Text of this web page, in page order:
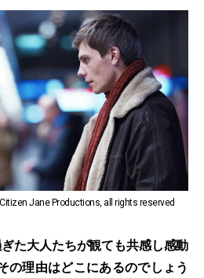
Jane Productions, all rights reserved
た大人たちが観ても共感し感動
の理由はどこにあるのでしょう